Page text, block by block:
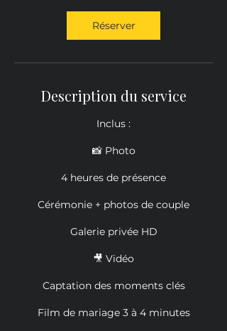
Réserver
Description du service
Inclus :
📸 Photo
4 heures de présence
Cérémonie + photos de couple
Galerie privée HD
🎥 Vidéo
Captation des moments clés
Film de mariage 3 à 4 minutes